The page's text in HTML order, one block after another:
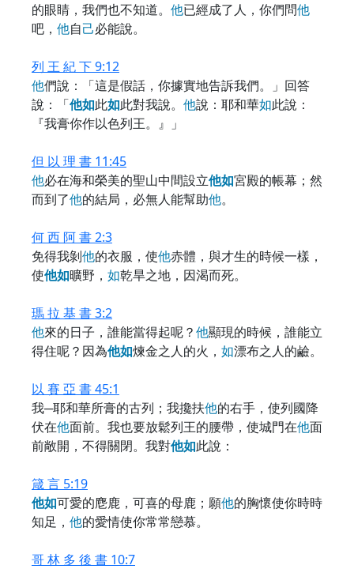
的眼睛，我們也不知道。 他已經成了人，你們問他
吧， 他自己必能說。
列 王 紀 下 9:12
他們說：「這是假話，你據實地告訴我們。」回答
說：「他如此如此對我說。 他說：耶和華如此說：
『我膏你作以色列王。』」
但 以 理 書 11:45
他必在海和榮美的聖山中間設立他如宮殿的帳幕；然
而到了他的結局，必無人能幫助他。
何 西 阿 書 2:3
免得我剝他的衣服，使他赤體，與才生的時候一樣，
使他如曠野， 如乾旱之地，因渴而死。
瑪 拉 基 書 3:2
他來的日子，誰能當得起呢？他顯現的時候，誰能立
得住呢？因為他如煉金之人的火， 如漂布之人的鹼。
以 賽 亞 書 45:1
我─耶和華所膏的古列；我攙扶他的右手，使列國降
伏在他面前。我也要放鬆列王的腰帶，使城門在他面
前敞開，不得關閉。我對他如此說：
箴 言 5:19
他如可愛的麀鹿，可喜的母鹿；願他的胸懷使你時時
知足， 他的愛情使你常常戀慕。
哥 林 多 後 書 10:7